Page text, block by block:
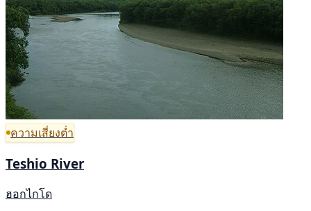
ความเสี่ยงต่ำ
Teshio River
ฮอกไกโด